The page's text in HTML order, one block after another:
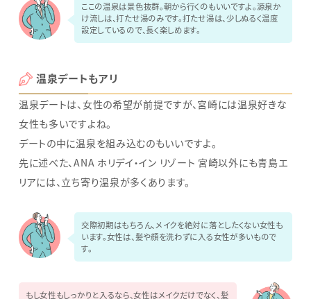
ここの温泉は景色抜群。朝から行くのもいいですよ。源泉か
け流しは、打たせ湯のみです。打たせ湯は、少しぬるく温度
設定しているので、長く楽しめます。
温泉デートもアリ
温泉デートは、女性の希望が前提ですが、宮崎には温泉好きな
女性も多いですよね。
デートの中に温泉を組み込むのもいいですよ。
先に述べた、ANA ホリデイ・イン リゾート 宮崎以外にも青島エ
リアには、立ち寄り温泉が多くあります。
交際初期はもちろん、メイクを絶対に落としたくない女性も
います。女性は、髪や顔を洗わずに入る女性が多いもので
す。
もし女性もしっかりと入るなら、女性はメイクだけでなく、髪